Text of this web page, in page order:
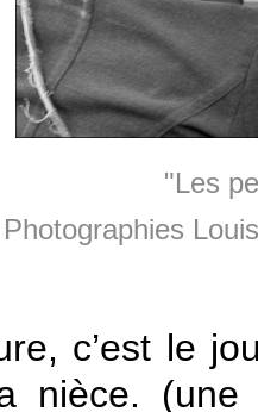
"Les
Photographies
c’est le
nièce.